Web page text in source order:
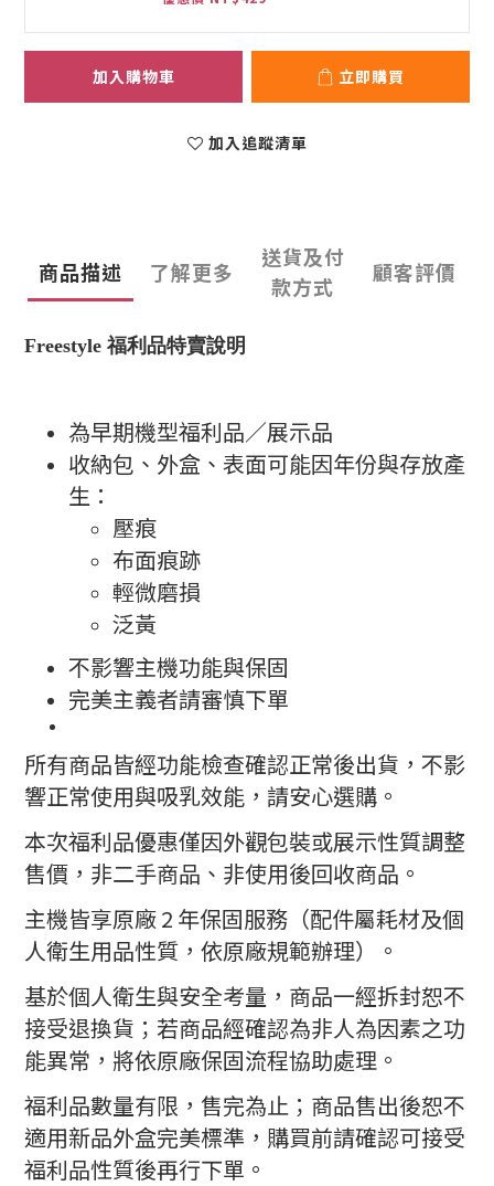
加入購物車 立即購買
加入追蹤清單
商品描述 了解更多
送貨及付
款方式
顧客評價
Freestyle 福利品特賣說明
為早期機型福利品／展示品
收納包、外盒、表面可能因年份與存放產
生：
壓痕
布面痕跡
輕微磨損
泛黃
不影響主機功能與保固
完美主義者請審慎下單
所有商品皆經功能檢查確認正常後出貨，不影
響正常使用與吸乳效能，請安心選購。
本次福利品優惠僅因外觀包裝或展示性質調整
售價，非二手商品、非使用後回收商品。
主機皆享原廠 2 年保固服務（配件屬耗材及個
人衛生用品性質，依原廠規範辦理）。
基於個人衛生與安全考量，商品一經拆封恕不
接受退換貨；若商品經確認為非人為因素之功
能異常，將依原廠保固流程協助處理。
福利品數量有限，售完為止；商品售出後恕不
適用新品外盒完美標準，購買前請確認可接受
福利品性質後再行下單。